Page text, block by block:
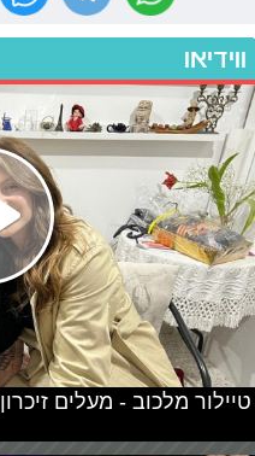
ווידיאו
טיילור מלכוב - מעלים זיכרון